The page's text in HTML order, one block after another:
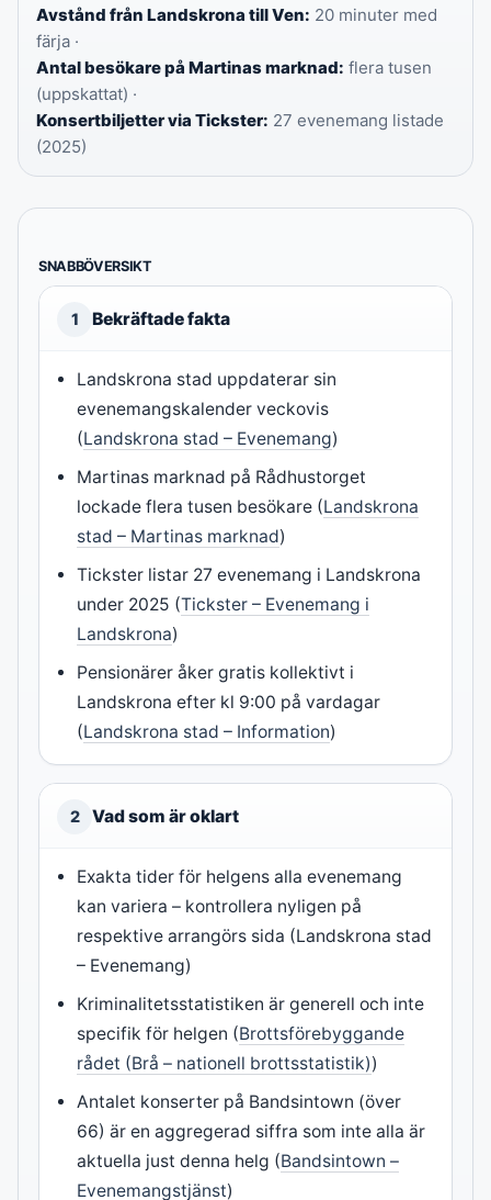
Avstånd från Landskrona till Ven: 20 minuter med
färja ·
Antal besökare på Martinas marknad: flera tusen
(uppskattat) ·
Konsertbiljetter via Tickster: 27 evenemang listade
(2025)
SNABBÖVERSIKT
1 Bekräftade fakta
Landskrona stad uppdaterar sin
evenemangskalender veckovis
(Landskrona stad – Evenemang)
Martinas marknad på Rådhustorget
lockade flera tusen besökare (Landskrona
stad – Martinas marknad)
Tickster listar 27 evenemang i Landskrona
under 2025 (Tickster – Evenemang i
Landskrona)
Pensionärer åker gratis kollektivt i
Landskrona efter kl 9:00 på vardagar
(Landskrona stad – Information)
2 Vad som är oklart
Exakta tider för helgens alla evenemang
kan variera – kontrollera nyligen på
respektive arrangörs sida (Landskrona stad
– Evenemang)
Kriminalitetsstatistiken är generell och inte
specifik för helgen (Brottsförebyggande
rådet (Brå – nationell brottsstatistik))
Antalet konserter på Bandsintown (över
66) är en aggregerad siffra som inte alla är
aktuella just denna helg (Bandsintown –
Evenemangstjänst)